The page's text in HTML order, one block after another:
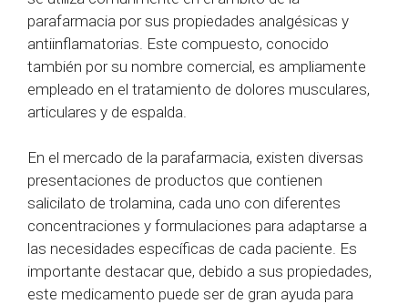
parafarmacia por sus propiedades analgésicas y
antiinflamatorias. Este compuesto, conocido
también por su nombre comercial, es ampliamente
empleado en el tratamiento de dolores musculares,
articulares y de espalda.
En el mercado de la parafarmacia, existen diversas
presentaciones de productos que contienen
salicilato de trolamina, cada uno con diferentes
concentraciones y formulaciones para adaptarse a
las necesidades específicas de cada paciente. Es
importante destacar que, debido a sus propiedades,
este medicamento puede ser de gran ayuda para